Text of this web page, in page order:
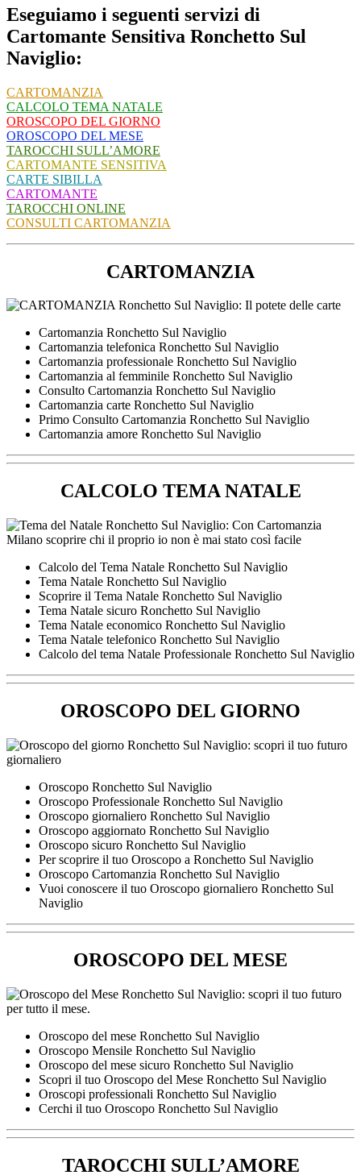
Eseguiamo i seguenti servizi di
Cartomante Sensitiva Ronchetto Sul
Naviglio:
CARTOMANZIA
CALCOLO TEMA NATALE
OROSCOPO DEL GIORNO
OROSCOPO DEL MESE
TAROCCHI SULL’AMORE
CARTOMANTE SENSITIVA
CARTE SIBILLA
CARTOMANTE
TAROCCHI ONLINE
CONSULTI CARTOMANZIA
CARTOMANZIA
Cartomanzia Ronchetto Sul Naviglio
Cartomanzia telefonica Ronchetto Sul Naviglio
Cartomanzia professionale Ronchetto Sul Naviglio
Cartomanzia al femminile Ronchetto Sul Naviglio
Consulto Cartomanzia Ronchetto Sul Naviglio
Cartomanzia carte Ronchetto Sul Naviglio
Primo Consulto Cartomanzia Ronchetto Sul Naviglio
Cartomanzia amore Ronchetto Sul Naviglio
CALCOLO TEMA NATALE
Calcolo del Tema Natale Ronchetto Sul Naviglio
Tema Natale Ronchetto Sul Naviglio
Scoprire il Tema Natale Ronchetto Sul Naviglio
Tema Natale sicuro Ronchetto Sul Naviglio
Tema Natale economico Ronchetto Sul Naviglio
Tema Natale telefonico Ronchetto Sul Naviglio
Calcolo del tema Natale Professionale Ronchetto Sul Naviglio
OROSCOPO DEL GIORNO
Oroscopo Ronchetto Sul Naviglio
Oroscopo Professionale Ronchetto Sul Naviglio
Oroscopo giornaliero Ronchetto Sul Naviglio
Oroscopo aggiornato Ronchetto Sul Naviglio
Oroscopo sicuro Ronchetto Sul Naviglio
Per scoprire il tuo Oroscopo a Ronchetto Sul Naviglio
Oroscopo Cartomanzia Ronchetto Sul Naviglio
Vuoi conoscere il tuo Oroscopo giornaliero Ronchetto Sul
Naviglio
OROSCOPO DEL MESE
Oroscopo del mese Ronchetto Sul Naviglio
Oroscopo Mensile Ronchetto Sul Naviglio
Oroscopo del mese sicuro Ronchetto Sul Naviglio
Scopri il tuo Oroscopo del Mese Ronchetto Sul Naviglio
Oroscopi professionali Ronchetto Sul Naviglio
Cerchi il tuo Oroscopo Ronchetto Sul Naviglio
TAROCCHI SULL’AMORE